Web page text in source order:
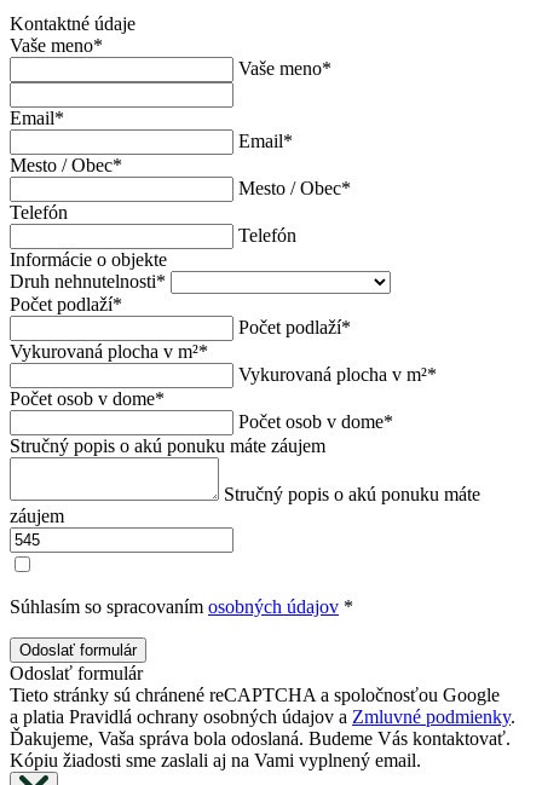
Kontaktné údaje
Vaše meno*
Vaše meno*
Email*
Email*
Mesto / Obec*
Mesto / Obec*
Telefón
Telefón
Informácie o objekte
Druh nehnutelnosti*
Počet podlaží*
Počet podlaží*
Vykurovaná plocha v m²*
Vykurovaná plocha v m²*
Počet osob v dome*
Počet osob v dome*
Stručný popis o akú ponuku máte záujem
Stručný popis o akú ponuku máte
záujem
Súhlasím so spracovaním osobných údajov *
Odoslať formulár
Tieto stránky sú chránené reCAPTCHA a spoločnosťou Google
a platia Pravidlá ochrany osobných údajov a Zmluvné podmienky.
Ďakujeme, Vaša správa bola odoslaná. Budeme Vás kontaktovať.
Kópiu žiadosti sme zaslali aj na Vami vyplnený email.